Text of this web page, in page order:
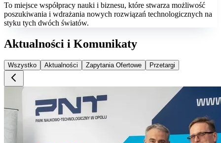
To miejsce współpracy nauki i biznesu, które stwarza możliwość
poszukiwania i wdrażania nowych rozwiązań technologicznych na
styku tych dwóch światów.
Aktualności i Komunikaty
Wszystko Aktualności Zapytania Ofertowe Przetargi